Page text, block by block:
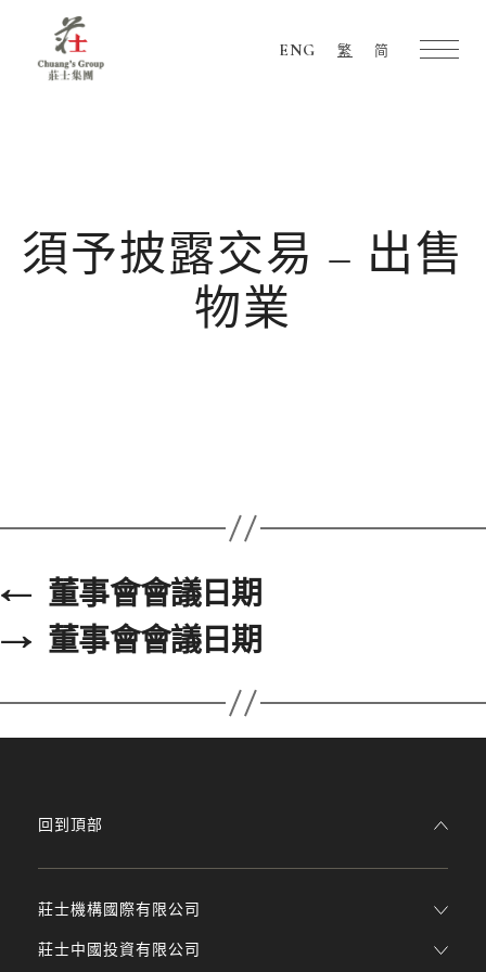
ENG 繁 简
須予披露交易 – 出售
物業
← 董事會會議日期
→ 董事會會議日期
莊士機構國際有限公司
莊士中國投資有限公司
回到頂部